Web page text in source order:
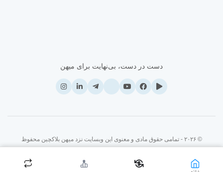
دست در دست، بی‌نهایت برای میهن
© ۲۰۲۶ - تمامی حقوق مادی و معنوی این وبسایت نزد میهن بلاکچین محفوظ